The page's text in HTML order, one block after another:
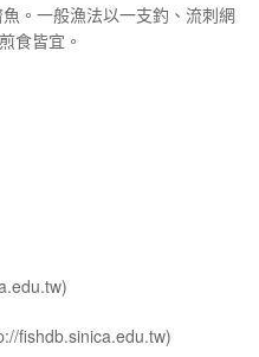
。一般漁法以一支釣、流刺網
食皆宜。
fishdb.sinica.edu.tw)